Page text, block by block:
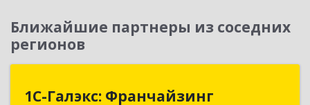
Ближайшие партнеры из соседних
регионов
1С-Галэкс: Франчайзинг
1С-Галэкс: Франчайзинг